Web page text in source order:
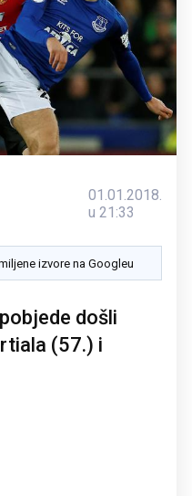
01.01.2018.
u 21:33
izvore na Googleu
došli
(57.) i